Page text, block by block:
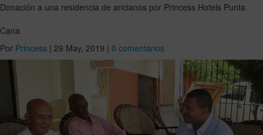
Donación a una residencia de ancianos por Princess Hotels Punta
Cana
Por Princess | 29 May, 2019 | 0 comentarios